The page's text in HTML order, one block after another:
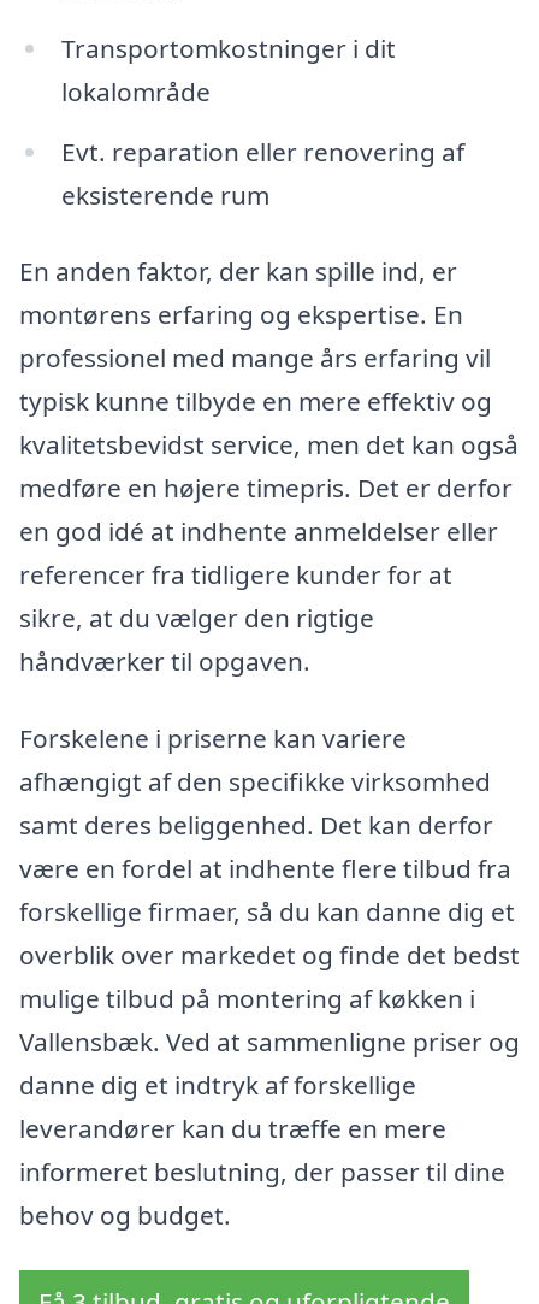
Transportomkostninger i dit
lokalområde
Evt. reparation eller renovering af
eksisterende rum
En anden faktor, der kan spille ind, er
montørens erfaring og ekspertise. En
professionel med mange års erfaring vil
typisk kunne tilbyde en mere effektiv og
kvalitetsbevidst service, men det kan også
medføre en højere timepris. Det er derfor
en god idé at indhente anmeldelser eller
referencer fra tidligere kunder for at
sikre, at du vælger den rigtige
håndværker til opgaven.
Forskelene i priserne kan variere
afhængigt af den specifikke virksomhed
samt deres beliggenhed. Det kan derfor
være en fordel at indhente flere tilbud fra
forskellige firmaer, så du kan danne dig et
overblik over markedet og finde det bedst
mulige tilbud på montering af køkken i
Vallensbæk. Ved at sammenligne priser og
danne dig et indtryk af forskellige
leverandører kan du træffe en mere
informeret beslutning, der passer til dine
behov og budget.